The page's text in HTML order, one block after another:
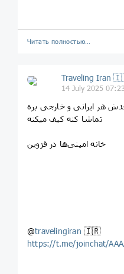
Читать полностью…
Traveling Iran
14 July 2025
که ۱۷۰ سال بعدش هر ایرانی و خارجی بره
تماشا کنه کیف میکنه
خانه امینی‌ها در قزوین
@travelingiran 🇮🇷
https://t.me/joinchat/